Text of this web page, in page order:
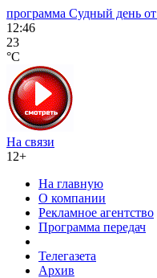
программа Судный день
12:46
23
°C
На связи
12+
На главную
О компании
Рекламное агентство
Программа передач
Телегазета
Архив